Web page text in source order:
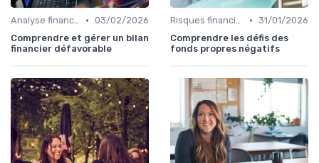
Analyse financière • 03/02/2026
Comprendre et gérer un bilan
financier défavorable
Risques financiers • 31/01/2026
Comprendre les défis des
fonds propres négatifs